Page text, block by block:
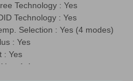
Technology : Yes
Technology : Yes
Selection : Yes (4 modes)
: Yes
: Yes
1.4